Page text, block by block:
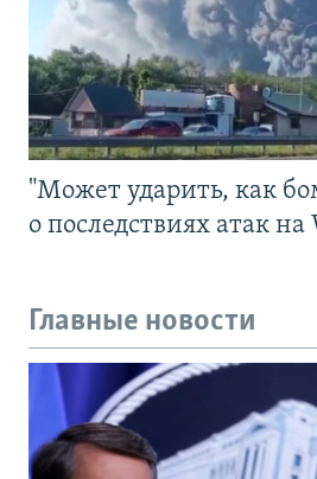
"Может ударить, как
о последствиях атак
Главные новости